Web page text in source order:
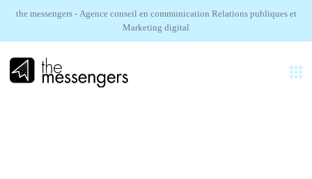
the messengers - Agence conseil en communication Relations publiques et
Marketing digital